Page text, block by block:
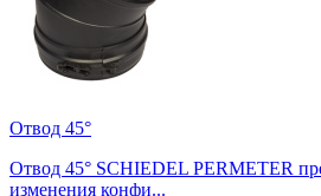
Отвод 45°
Отвод 45° SCHIEDEL PERMETER
изменения конфи...